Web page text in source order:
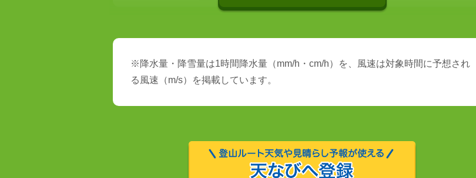
※降水量・降雪量は1時間降水量（mm/h・cm/h）を、風速は対象時間に予想され
る風速（m/s）を掲載しています。